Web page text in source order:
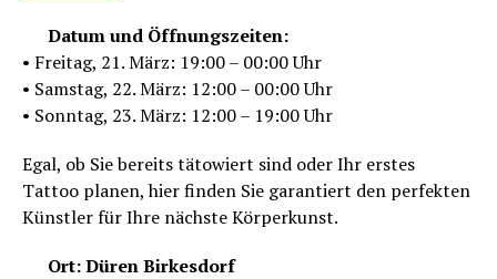
Datum und Öffnungszeiten:
• Freitag, 21. März: 19:00 – 00:00 Uhr
• Samstag, 22. März: 12:00 – 00:00 Uhr
• Sonntag, 23. März: 12:00 – 19:00 Uhr
Egal, ob Sie bereits tätowiert sind oder Ihr erstes
Tattoo planen, hier finden Sie garantiert den perfekten
Künstler für Ihre nächste Körperkunst.
Ort: Düren Birkesdorf